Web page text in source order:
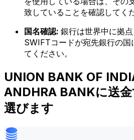
致していることを確認してく
国名確認: 銀行は世界中に拠点
SWIFTコードが宛先銀行の国
てください。
UNION BANK OF
ANDHRA BANKに送
選びます